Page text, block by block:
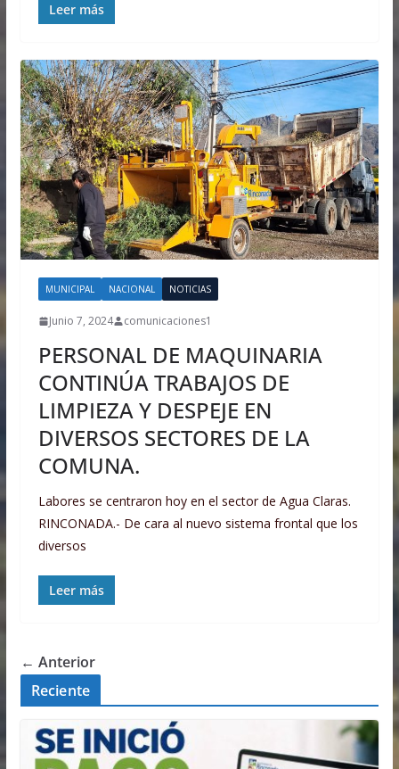
Leer más
MUNICIPAL NACIONAL NOTICIAS
Junio 7, 2024 comunicaciones1
PERSONAL DE MAQUINARIA
CONTINÚA TRABAJOS DE
LIMPIEZA Y DESPEJE EN
DIVERSOS SECTORES DE LA
COMUNA.
Labores se centraron hoy en el sector de Agua Claras.
RINCONADA.- De cara al nuevo sistema frontal que los
diversos
Leer más
← Anterior
Reciente